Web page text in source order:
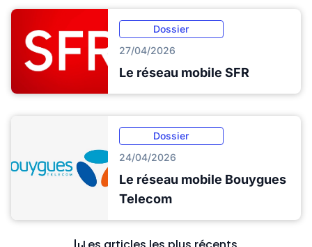
Dossier
27/04/2026
Le réseau mobile SFR
Dossier
24/04/2026
Le réseau mobile Bouygues
Telecom